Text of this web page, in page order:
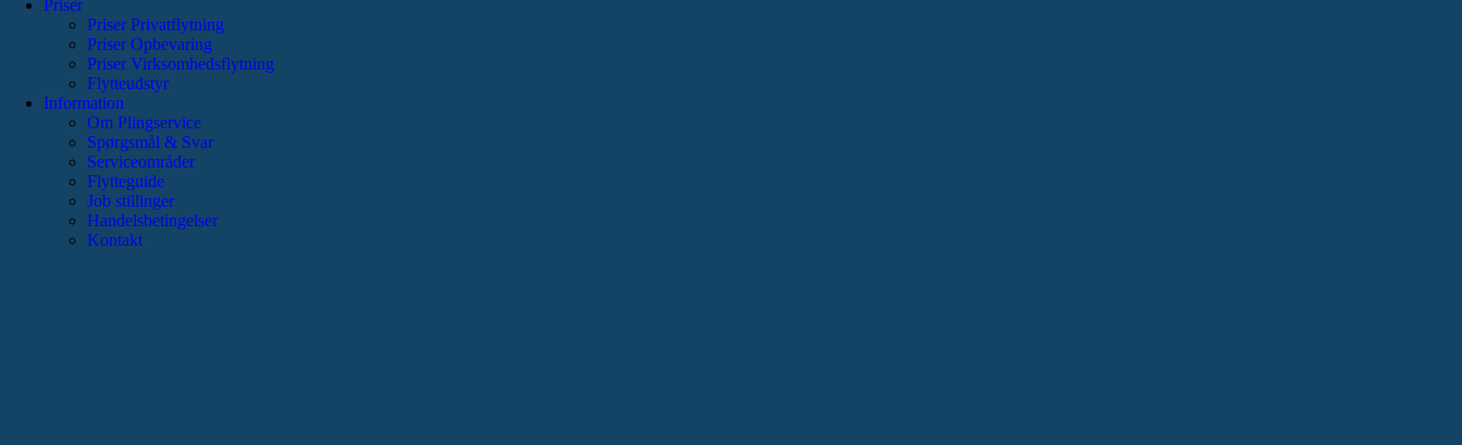
Priser
Priser Privatflytning
Priser Opbevaring
Priser Virksomhedsflytning
Flytteudstyr
Information
Om Plingservice
Spørgsmål & Svar
Serviceområder
Flytteguide
Job stillinger
Handelsbetingelser
Kontakt